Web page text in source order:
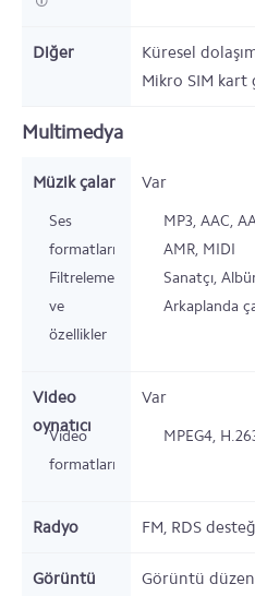
Diğer
Küresel
Mikro SIM kart
Multimedya
Müzik çalar Var
Ses
formatları
MP3, AAC,
AMR, MIDI
Filtreleme
ve
özellikler
Sanatçı,
Arkaplanda
Video
oynatıcı
Var
Video
formatları
MPEG4,
Radyo FM, RDS
Görüntü
Görüntü